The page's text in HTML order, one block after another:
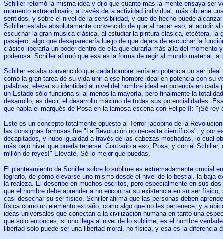
Schiller retomó la misma idea y dijo que cuanto más la mente ensaya ser
momento extraordinario, a través de la actividad individual, más obtiene
sentidos, y sobre el nivel de la sensibilidad, y que de hecho puede
Schiller estaba absolutamente convencido de que al hacer eso, al acudir
escuchar la gran música clásica, al estudiar la pintura clásica, etcétera, la
pasajero, algo que desaparecería luego de que dejara de escuchar la
clásico liberaría un poder dentro de ella que duraría más allá del momento
poderosa. Schiller afirmó que esa es la forma de regir al mundo material, a
Schiller estaba convencido que cada hombre tenía en potencia un ser
como la gran tarea de su vida unir a ese hombre ideal en potencia con su
palabras, elevar su identidad al nivel del hombre ideal en potencia en cada
un Estado sólo funciona si al menos la mayoría, pero finalmente la
desarrollo, es decir, el desarrollo máximo de todas sus potencialidades.
que habla el marqués de Posa en la famosa escena con Felipe II: "¡Sé rey
Este es un concepto totalmente opuesto al Terror jacobino de la
las consignas famosas fue "La Revolución no necesita científicos", y por
decapitados, y hubo igualdad a través de las cabezas mochadas, lo cual
más bajo nivel que pueda tenerse. Contrario a eso, Posa, y con él Schiller,
millón de reyes!" Elévate. Sé lo mejor que puedas.
El planteamiento de Schiller sobre lo sublime es extremadamente crucial
lograrlo, de cómo elevarse uno mismo desde el nivel de lo bestial, la baja
la realeza. Él describe en muchos escritos, pero especialmente en sus
que el hombre debe aprender a no encontrar su existencia en su ser físico,
casi desechar su ser físico. Schiller afirma que las personas deben
física como un elemento extraño, como algo que no les pertenece, y a
ideas universales que conectan a la civilización humana en tanto una
que sólo entonces, si uno llega al nivel de lo sublime, es el hombre
libertad sólo puede ser una libertad moral, no física, y esa es la diferencia